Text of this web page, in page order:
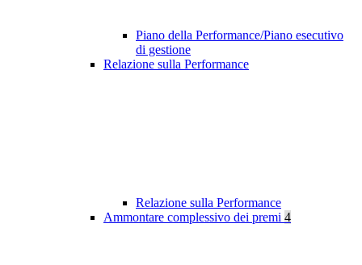
Piano della Performance/Piano esecutivo
di gestione
Relazione sulla Performance
Relazione sulla Performance
Ammontare complessivo dei premi 4